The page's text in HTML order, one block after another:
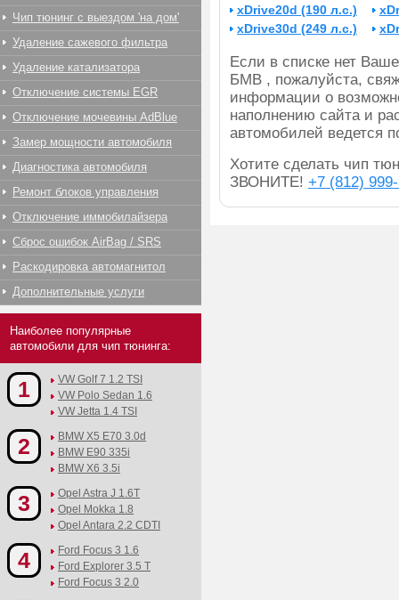
xDrive20d (190 л.с.)
xDrive30d (249 л.с.)
Если в списке нет
БМВ , пожалуйста,
информации о
наполнению сайта и
автомобилей ведется
Хотите сделать чип
ЗВОНИТЕ! +7 (812)
Чип тюнинг с выездом 'на дом'
Удаление сажевого фильтра
Удаление катализатора
Отключение системы EGR
Отключение мочевины AdBlue
Замер мощности автомобиля
Диагностика автомобиля
Ремонт блоков управления
Отключение иммобилайзера
Сброс ошибок AirBag / SRS
Раскодировка автомагнитол
Дополнительные услуги
Наиболее популярные
автомобили для чип тюнинга:
1
VW Golf 7 1.2 TSI
VW Polo Sedan 1.6
VW Jetta 1.4 TSI
2
BMW X5 E70 3.0d
BMW E90 335i
BMW X6 3.5i
3
Opel Astra J 1.6T
Opel Mokka 1.8
Opel Antara 2.2 CDTI
4
Ford Focus 3 1.6
Ford Explorer 3.5 T
Ford Focus 3 2.0